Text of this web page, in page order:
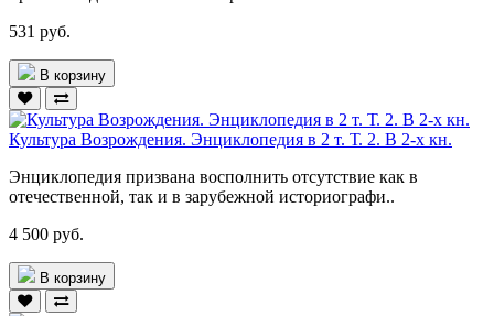
531 руб.
В корзину
Культура Возрождения. Энциклопедия в 2 т. Т. 2. В 2-х кн.
Энциклопедия призвана восполнить отсутствие как в
отечественной, так и в зарубежной историографи..
4 500 руб.
В корзину